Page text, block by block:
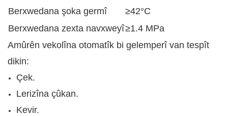
Berxwedana şoka germî
≥42°C
Berxwedana zexta navxweyî≥1.4 MPa
Amûrên vekolîna otomatîk bi gelemperî van tespît
dikin:
Çek.
Lerizîna çûkan.
Kevir.